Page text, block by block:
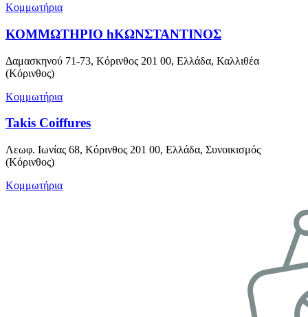
Κομμωτήρια
ΚΟΜΜΩΤΗΡΙΟ hΚΩΝΣΤΑΝΤΙΝΟΣ
Δαμασκηνού 71-73, Κόρινθος 201 00, Ελλάδα, Καλλιθέα
(Κόρινθος)
Κομμωτήρια
Takis Coiffures
Λεωφ. Ιωνίας 68, Κόρινθος 201 00, Ελλάδα, Συνοικισμός
(Κόρινθος)
Κομμωτήρια